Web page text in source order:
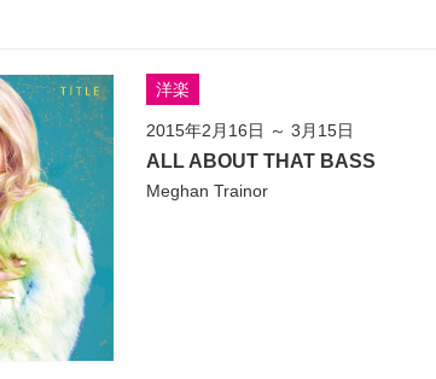
洋楽
2015年2月16日 ～ 3月15日
ALL ABOUT THAT BASS
Meghan Trainor